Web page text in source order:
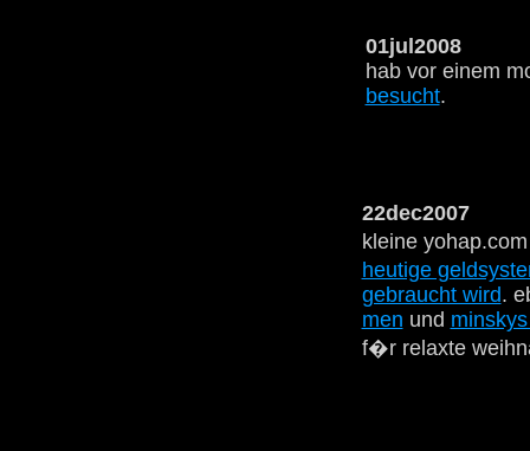
01jul2008
hab vor einem
besucht.
22dec2007
kleine
heutige
gebraucht wird.
men und
f�r relaxte